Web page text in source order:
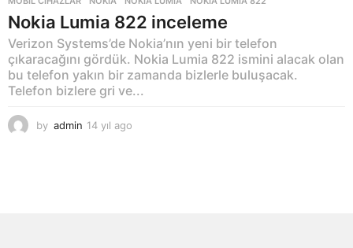
Nokia Lumia 822 inceleme
Verizon Systems’de Nokia’nın yeni bir telefon
çıkaracağını gördük. Nokia Lumia 822 ismini alacak olan
bu telefon yakın bir zamanda bizlerle buluşacak.
Telefon bizlere gri ve...
by admin 14 yıl ago